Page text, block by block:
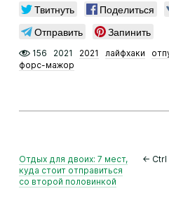
Твитнуть Поделиться
Отправить
Запинить
156 2021 2021 лайфхаки
форс-мажор
Отдых для двоих: 7 мест,
куда стоит отправиться
со второй половинкой
←